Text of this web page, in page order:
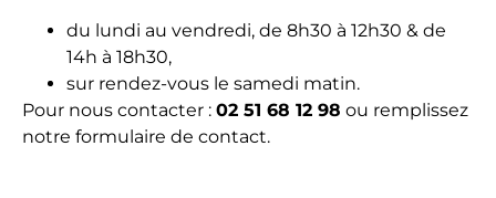
du lundi au vendredi, de 8h30 à 12h30 & de
14h à 18h30,
sur rendez-vous le samedi matin.
Pour nous contacter : 02 51 68 12 98 ou remplissez
notre formulaire de contact.